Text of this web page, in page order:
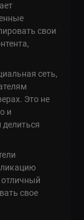
свои
сеть,
Это не
и
делиться
отличный
свое